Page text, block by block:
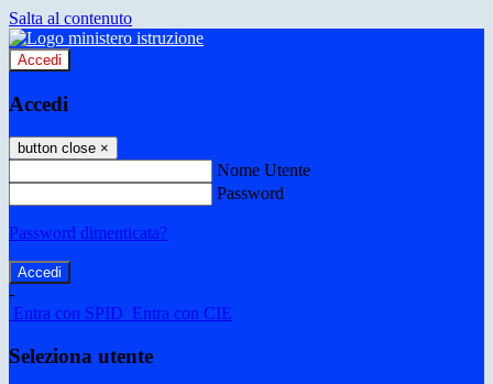
Salta al contenuto
Accedi
Accedi
button close ×
Nome Utente
Password
Password dimenticata?
-
Entra con SPID Entra con CIE
Seleziona utente